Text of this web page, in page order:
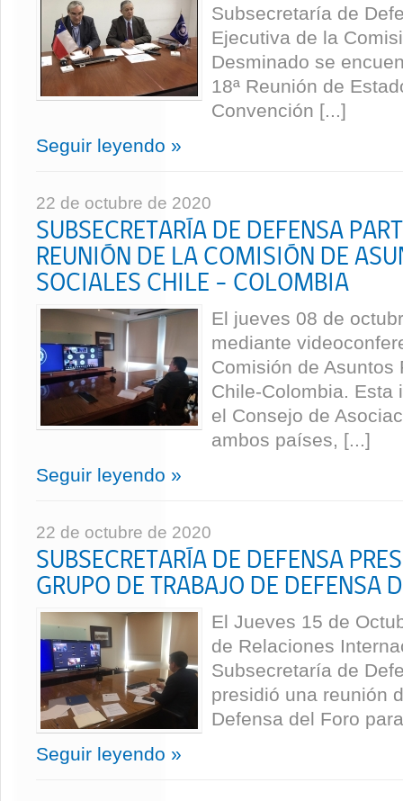
Subsecretaría de
Ejecutiva de la
Desminado se
18ª Reunión de
Convención [...]
Seguir leyendo »
22 de octubre de 2020
SUBSECRETARÍA DE DEFENSA
REUNIÓN DE LA COMISIÓN DE
SOCIALES CHILE – COLOMBIA
El jueves 08 de
mediante
Comisión de
Chile-Colombia. Esta
el Consejo de
ambos países, [...]
Seguir leyendo »
22 de octubre de 2020
SUBSECRETARÍA DE DEFENSA
GRUPO DE TRABAJO DE DEFENSA
El Jueves 15 de
de Relaciones
Subsecretaría de
presidió una reunión
Defensa del Foro
Seguir leyendo »